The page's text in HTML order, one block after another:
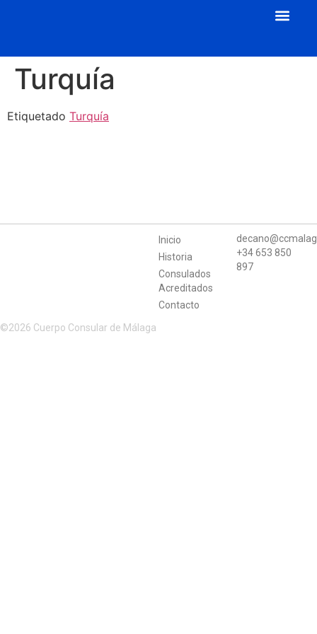
Turquía
Etiquetado Turquía
Inicio
Historia
Consulados
Acreditados
Contacto
+34 653 850
897
©2026 Cuerpo Consular de Málaga